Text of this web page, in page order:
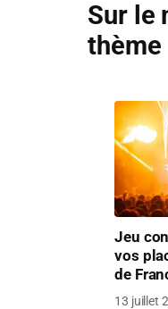
Sur le
thème
Jeu
vos
de
13 juillet